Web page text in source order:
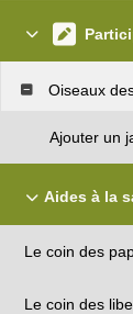
Oiseaux
Ajouter un
Aides à la
Le coin des
Le coin des